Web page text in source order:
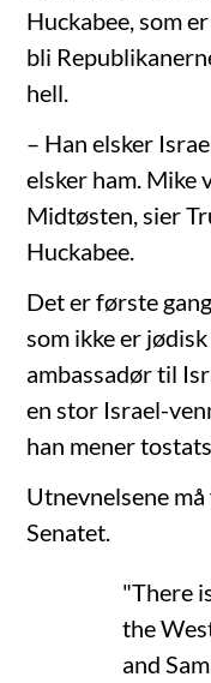
Huckabee, som
bli
hell.
– Han elsker
elsker ham.
Midtøsten, sier
Huckabee.
Det er første
som ikke er
ambassadør til
en stor Israel-
han mener
Utnevnelsene
Senatet.
"There
the
and